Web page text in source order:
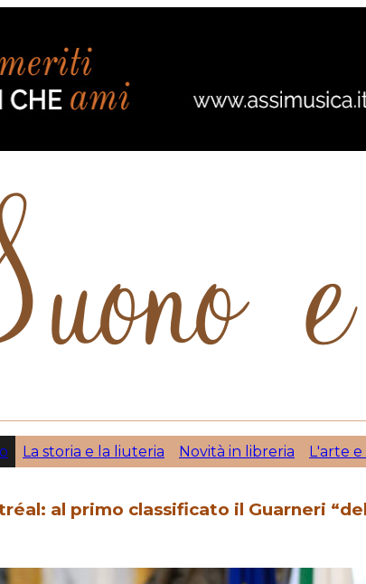
La storia e la liuteria Novità in libreria L'arte e
al primo classificato il Guarneri